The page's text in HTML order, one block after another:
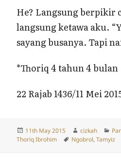
He? Langsung berpikir
langsung ketawa aku.
sayang busanya. Tapi
*Thoriq 4 tahun 4 bulan
22 Rajab 1436/11 Mei
Posted
on
11th May 2015 Author
cizkah
Thoriq Ibrohim
Tags
Ngobrol,Tamyiz